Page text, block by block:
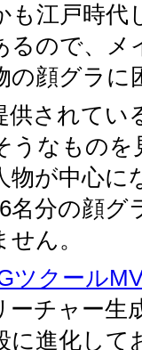
も江戸時代
るので、メ
の顔グラに
供されてい
うなもの
物が中心に
名分の顔
ん。
ツクール
ーチャー生
に進化して